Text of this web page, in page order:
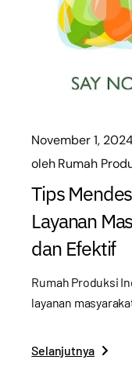
November 1,
olehRumah
Tips
Layanan
dan Efektif
Rumah Produksi
layanan
Selanjutnya